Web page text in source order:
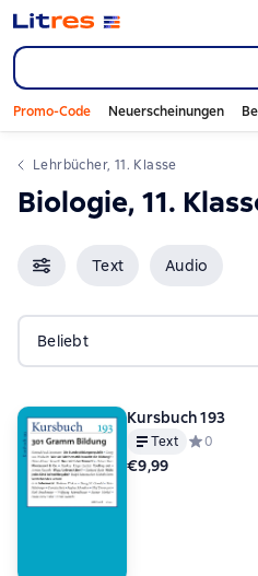
Promo-Code Neuerscheinungen
Lehrbücher, 11. Klasse
Biologie, 11.
Text Audio
Beliebt
Kursbuch 193
Text Средний
0
€9,99